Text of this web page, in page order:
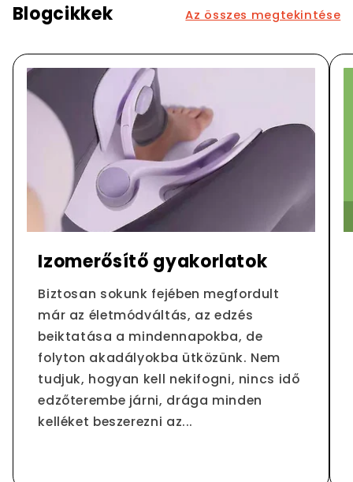
Blogcikkek Az összes megtekintése
Izomerősítő gyakorlatok
Biztosan sokunk fejében megfordult
már az életmódváltás, az edzés
beiktatása a mindennapokba, de
folyton akadályokba ütközünk. Nem
tudjuk, hogyan kell nekifogni, nincs idő
edzőterembe járni, drága minden
kelléket beszerezni az...